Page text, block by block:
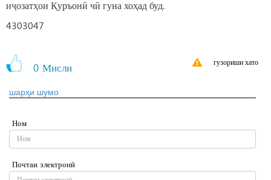
иҷозатҳои Қуръонӣ чӣ гуна хоҳад буд.
4303047
0 Мисли гузориши хато
шарҳи шумо
Ном
Почтаи электронӣ